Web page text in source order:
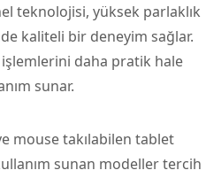
teknolojisi, yüksek parlaklık
kaliteli bir deneyim sağlar.
daha pratik hale
sunar.
mouse takılabilen tablet
sunan modeller tercih